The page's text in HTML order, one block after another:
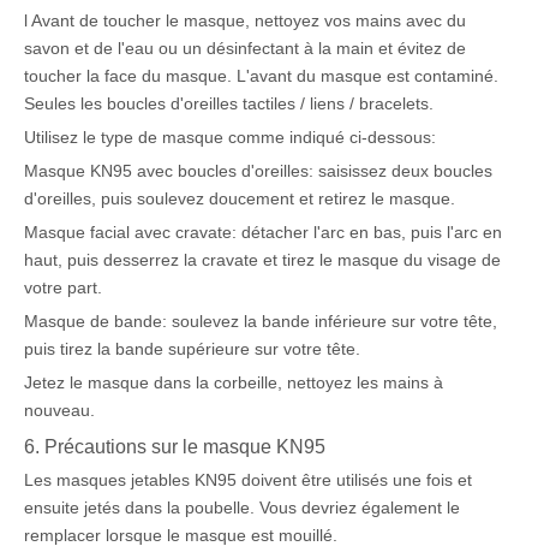
l Avant de toucher le masque, nettoyez vos mains avec du
savon et de l'eau ou un désinfectant à la main et évitez de
toucher la face du masque. L'avant du masque est contaminé.
Seules les boucles d'oreilles tactiles / liens / bracelets.
Utilisez le type de masque comme indiqué ci-dessous:
Masque KN95 avec boucles d'oreilles: saisissez deux boucles
d'oreilles, puis soulevez doucement et retirez le masque.
Masque facial avec cravate: détacher l'arc en bas, puis l'arc en
haut, puis desserrez la cravate et tirez le masque du visage de
votre part.
Masque de bande: soulevez la bande inférieure sur votre tête,
puis tirez la bande supérieure sur votre tête.
Jetez le masque dans la corbeille, nettoyez les mains à
nouveau.
6. Précautions sur le masque KN95
Les masques jetables KN95 doivent être utilisés une fois et
ensuite jetés dans la poubelle. Vous devriez également le
remplacer lorsque le masque est mouillé.